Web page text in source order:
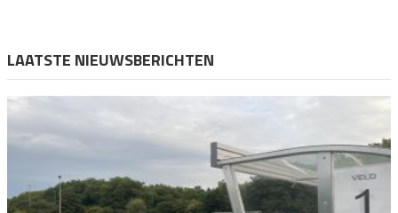
LAATSTE NIEUWSBERICHTEN